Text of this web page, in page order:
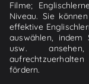
Filme;
Niveau. Sie
effektive
auswählen,
usw.
fördern.